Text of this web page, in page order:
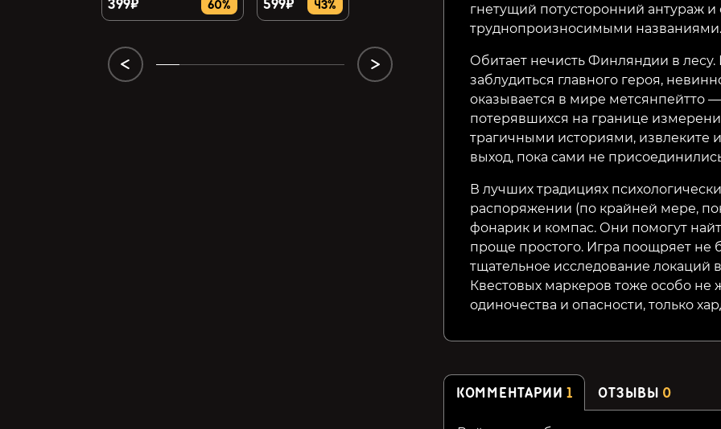
399₽ 60% 599₽ 43% 20% 82₽
гнетущий потусторонний антураж
труднопроизносимыми названиями.
Обитает нечисть Финляндии в
заблудиться главного героя,
оказывается в мире метсянпейтто
потерявшихся на границе
трагичными историями, извлеките
выход, пока сами не
В лучших традициях
распоряжении (по крайней мере,
фонарик и компас. Они помогут
проще простого. Игра поощряет не
тщательное исследование локаций
Квестовых маркеров тоже особо не
одиночества и опасности, только
КОММЕНТАРИИ 1 ОТЗЫВЫ 0